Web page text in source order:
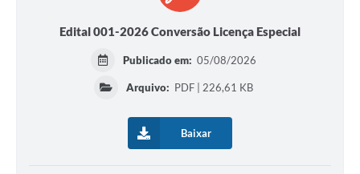
PSS Unificado 2025
PROGRAMA DE INCUBAÇÃO DA INCUBADORA DE STARTUPS
INOVA_SÃO MATEUS DO SUL
Solicitação de Remoção 2025/2026: Instituições Escolares
Edital 001-2026 Conversão Licença Especial
Publicado em: 05/08/2026
Arquivo: PDF | 226,61 KB
Baixar